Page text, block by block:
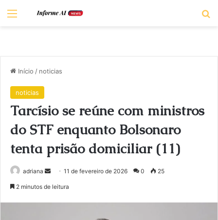
Menu
Início / noticias
noticias
Tarcísio se reúne com ministros
do STF enquanto Bolsonaro
tenta prisão domiciliar (11)
adriana
Mande11 de fevereiro de 2026 0 25
2 minutos de leitura